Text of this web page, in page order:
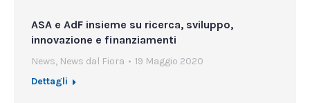
ASA e AdF insieme su ricerca, sviluppo,
innovazione e finanziamenti
News, News dal Fiora
19 Maggio 2020
Dettagli